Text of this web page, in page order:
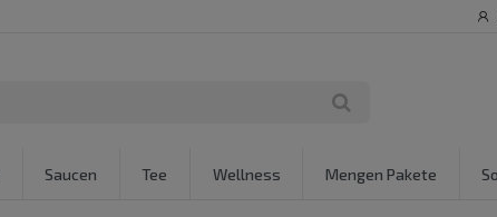
Saucen Tee Wellness Mengen Pakete